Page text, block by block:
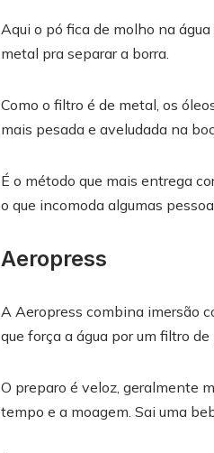
Aqui o pó fica de molho na
metal pra separar a borra.
Como o filtro é de metal, os
mais pesada e aveludada na
É o método que mais entrega
o que incomoda algumas
Aeropress
A Aeropress combina imersão
que força a água por um filtro
O preparo é veloz, geralmente
tempo e a moagem. Sai uma